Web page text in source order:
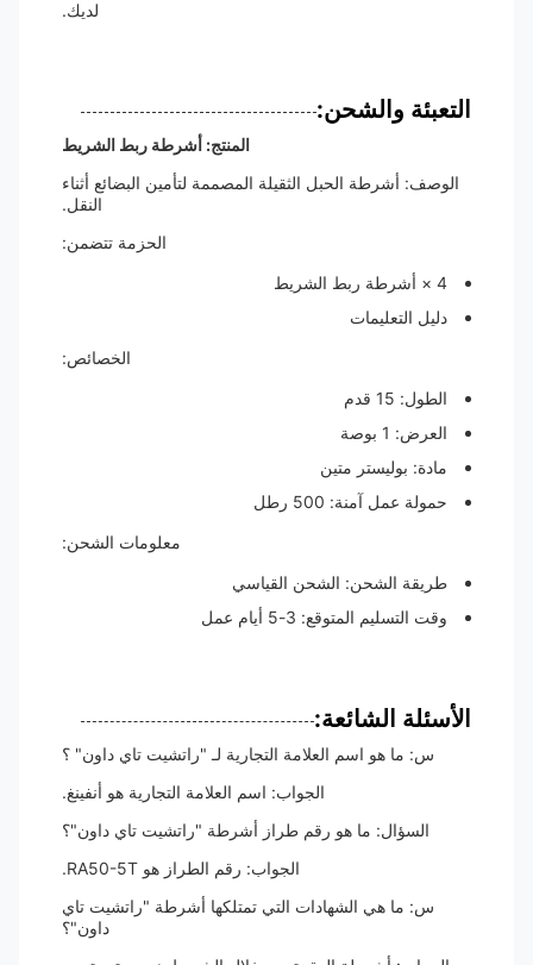
التعبئة والشحن:
المنتج: أشرطة ربط الشريط
الوصف: أشرطة الحبل الثقيلة المصممة لتأمين البضائع أثناء
النقل.
الحزمة تتضمن:
دليل التعليمات
الخصائص:
الطول: 15 قدم
العرض: 1 بوصة
مادة: بوليستر متين
حمولة عمل آمنة: 500 رطل
معلومات الشحن:
طريقة الشحن: الشحن القياسي
وقت التسليم المتوقع: 3-5 أيام عمل
الأسئلة الشائعة:
س: ما هو اسم العلامة التجارية لـ "راتشيت تاي داون" ؟
الجواب: اسم العلامة التجارية هو أنفينغ.
السؤال: ما هو رقم طراز أشرطة "راتشيت تاي داون"؟
الجواب: رقم الطراز هو RA50-5T.
س: ما هي الشهادات التي تمتلكها أشرطة "راتشيت تاي
داون"؟